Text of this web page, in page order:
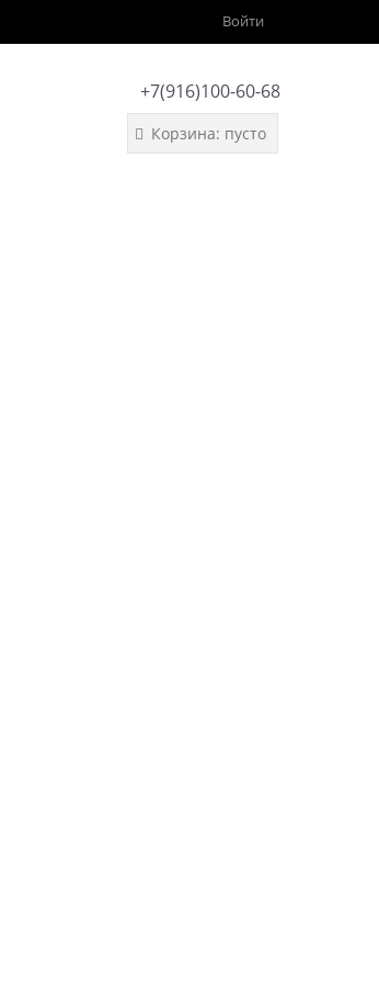
Войти
+7(916)100-60-68
Корзина: пусто